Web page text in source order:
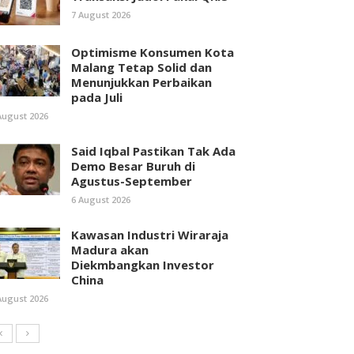
7 August 2026
Optimisme Konsumen Kota
Malang Tetap Solid dan
Menunjukkan Perbaikan
pada Juli
2026
Said Iqbal Pastikan Tak Ada
Demo Besar Buruh di
Agustus-September
6 August 2026
Kawasan Industri Wiraraja
Madura akan
Diekmbangkan Investor
China
2026